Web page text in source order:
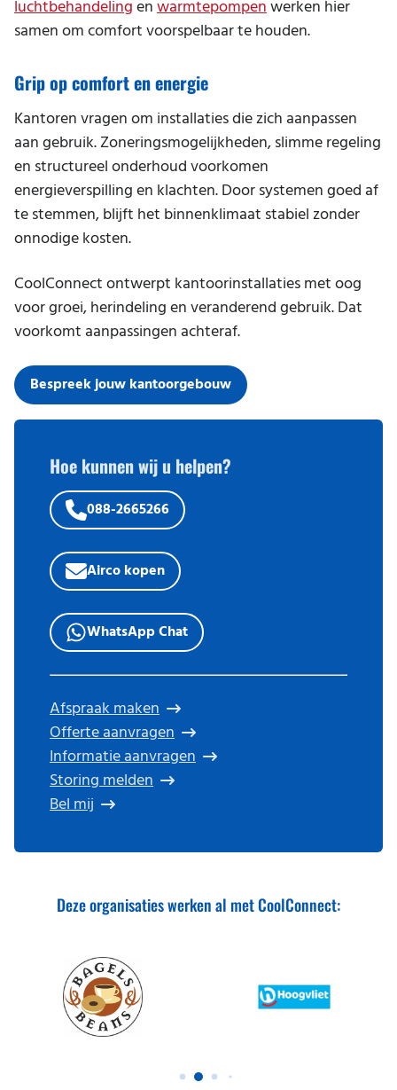
Zwembad
luchtbehandelingenwarmtepompenwerken hier
samen om comfort voorspelbaar te houden.
Grip op comfort en energie
Kantoren vragen om installaties die zich aanpassen
aan gebruik. Zoneringsmogelijkheden, slimme regeling
en structureel onderhoud voorkomen
energieverspilling en klachten. Door systemen goed af
te stemmen, blijft het binnenklimaat stabiel zonder
onnodige kosten.
CoolConnect ontwerpt kantoorinstallaties met oog
voor groei, herindeling en veranderend gebruik. Dat
voorkomt aanpassingen achteraf.
Bespreek jouw kantoorgebouw
Hoe kunnen wij u helpen?
088-2665266
Airco kopen
WhatsApp Chat
Afspraak maken
Offerte aanvragen
Informatie aanvragen
Storing melden
Bel mij
Deze organisaties werken al met CoolConnect: